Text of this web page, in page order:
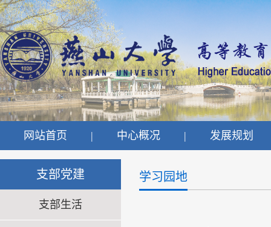
网站首页 | 中心概况 | 发展规划
支部党建
支部生活
学习园地